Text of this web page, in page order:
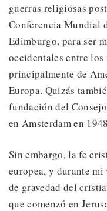
guerras religiosas
Conferencia Mundial
Edimburgo, para ser
occidentales entre los
principalmente de
Europa. Quizás
fundación del
en Amsterdam en
Sin embargo, la fe
europea, y durante
de gravedad del
que comenzó en